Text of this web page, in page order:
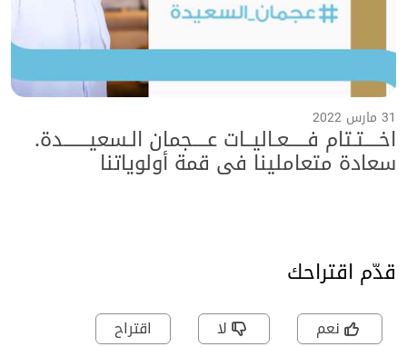
31 مارس 2022
اخــــتـتام فـــــعـاليــات عــــجمان الـسعيـــــــدة.
سعادة متعاملينا في قمة أولوياتنا
قدّم اقتراحك
نعم لا اقتراح